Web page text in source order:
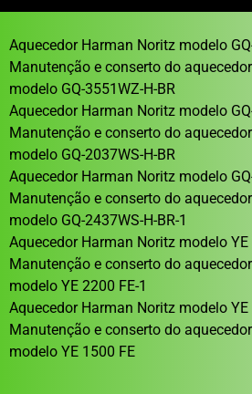
Aquecedor Harman Noritz modelo
Manutenção e conserto do
modelo GQ-3551WZ-H-BR
Aquecedor Harman Noritz modelo
Manutenção e conserto do
modelo GQ-2037WS-H-BR
Aquecedor Harman Noritz modelo
Manutenção e conserto do
modelo GQ-2437WS-H-BR-1
Aquecedor Harman Noritz modelo YE
Manutenção e conserto do
modelo YE 2200 FE-1
Aquecedor Harman Noritz modelo YE
Manutenção e conserto do
modelo YE 1500 FE